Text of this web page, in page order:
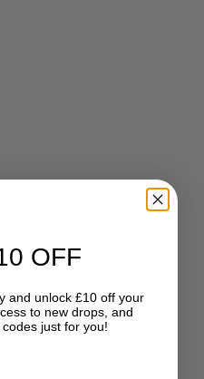
OFF
and unlock £10 off your
to new drops, and
just for you!